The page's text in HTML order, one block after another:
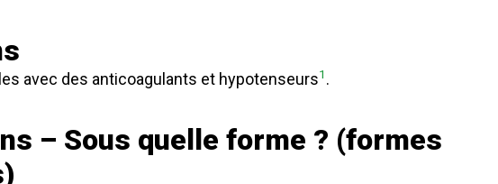
avec des anticoagulants et hypotenseurs1 .
– Sous quelle forme ? (formes